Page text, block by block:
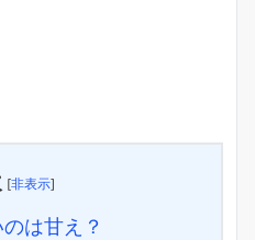
[非表示]
は甘え？